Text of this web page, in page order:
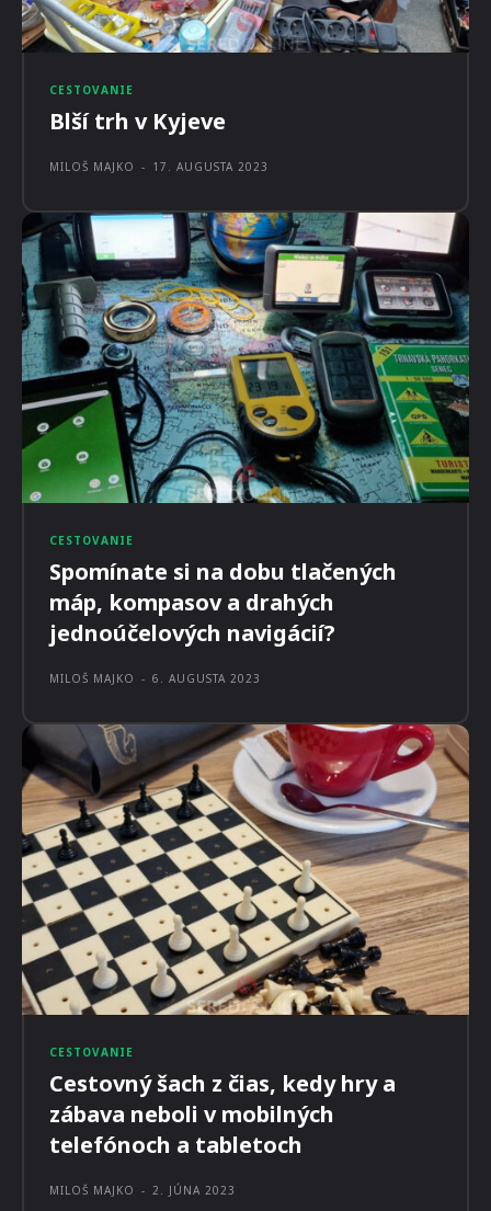
CESTOVANIE
Blší trh v Kyjeve
MILOŠ MAJKO - 17. AUGUSTA 2023
CESTOVANIE
Spomínate si na dobu tlačených
máp, kompasov a drahých
jednoúčelových navigácií?
MILOŠ MAJKO - 6. AUGUSTA 2023
CESTOVANIE
Cestovný šach z čias, kedy hry a
zábava neboli v mobilných
telefónoch a tabletoch
MILOŠ MAJKO - 2. JÚNA 2023